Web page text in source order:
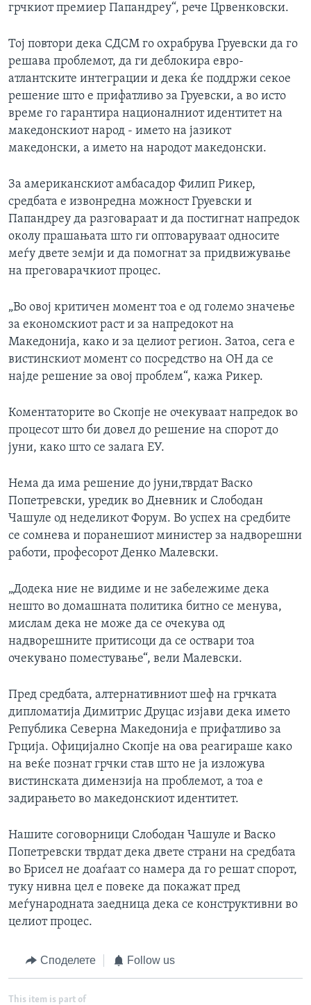
грчкиот премиер Папандреу“, рече Црвенковски.
Тој повтори дека СДСМ го охрабрува Груевски да го
решава проблемот, да ги деблокира евро-
атлантските интеграции и дека ќе поддржи секое
решение што е прифатливо за Груевски, а во исто
време го гарантира националниот идентитет на
македонскиот народ - името на јазикот
македонски, а името на народот македонски.
За американскиот амбасадор Филип Рикер,
средбата е извонредна можност Груевски и
Папандреу да разговараат и да постигнат напредок
околу прашањата што ги оптоваруваат односите
меѓу двете земји и да помогнат за придвижување
на преговарачкиот процес.
„Во овој критичен момент тоа е од големо значење
за економскиот раст и за напредокот на
Македонија, како и за целиот регион. Затоа, сега е
вистинскиот момент со посредство на ОН да се
најде решение за овој проблем“, кажа Рикер.
Коментаторите во Скопје не очекуваат напредок во
процесот што би довел до решение на спорот до
јуни, како што се залага ЕУ.
Нема да има решение до јуни,тврдат Васко
Попетревски, уредик во Дневник и Слободан
Чашуле од неделикот Форум. Во успех на средбите
се сомнева и поранешиот министер за надворешни
работи, професорот Денко Малевски.
„Додека ние не видиме и не забележиме дека
нешто во домашната политика битно се менува,
мислам дека не може да се очекува од
надворешните притисоци да се оствари тоа
очекувано поместување“, вели Малевски.
Пред средбата, алтернативниот шеф на грчката
дипломатија Димитрис Друцас изјави дека името
Република Северна Македонија е прифатливо за
Грција. Официјално Скопје на ова реагираше како
на веќе познат грчки став што не ја изложува
вистинската димензија на проблемот, а тоа е
задирањето во македонскиот идентитет.
Нашите соговорници Слободан Чашуле и Васко
Попетревски тврдат дека двете страни на средбата
во Брисел не доаѓаат со намера да го решат спорот,
туку нивна цел е повеке да покажат пред
меѓународната заедница дека се конструктивни во
целиот процес.
Споделете Follow us
This item is part of